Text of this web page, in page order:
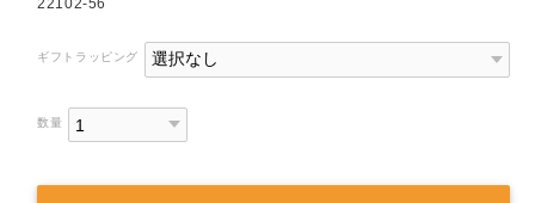
22102-56
ギフトラッピング
数量